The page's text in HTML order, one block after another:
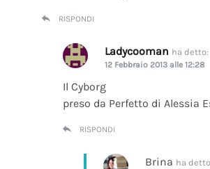
RISPONDI
Ladycooman ha detto:
12 Febbraio 2013 alle 12:28
Il Cyborg
preso da Perfetto di Alessia
RISPONDI
Brina ha